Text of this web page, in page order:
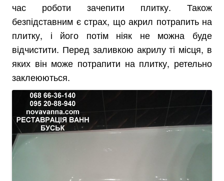
час роботи зачепити плитку. Також
безпідставним є страх, що акрил потрапить на
плитку, і його потім ніяк не можна буде
відчистити. Перед заливкою акрилу ті місця, в
яких він може потрапити на плитку, ретельно
заклеюються.